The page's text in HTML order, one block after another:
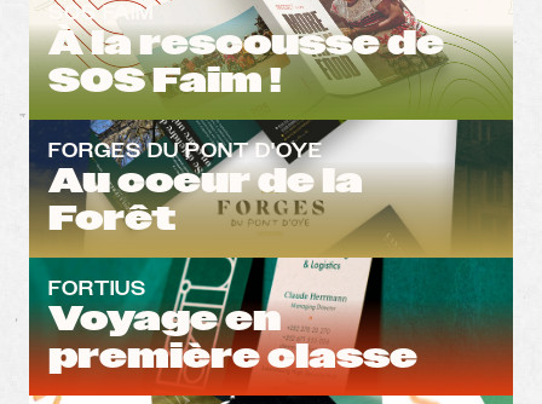
SOS FAIM
À la rescousse de
SOS Faim !
FORGES DU PONT D'OYE
Au coeur de la
Forêt
FORTIUS
Voyage en
première classe